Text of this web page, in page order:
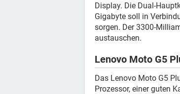
Display. Die Dual-
Gigabyte soll in
sorgen. Der 3300-
austauschen.
Lenovo Moto G5
Das Lenovo Moto G5
Prozessor, einer guten